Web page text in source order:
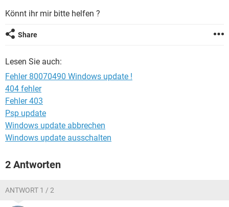
Könnt ihr mir bitte helfen ?
Share
Lesen Sie auch:
Fehler 80070490 Windows update !
404 fehler
Fehler 403
Psp update
Windows update abbrechen
Windows update ausschalten
2 Antworten
ANTWORT 1 / 2